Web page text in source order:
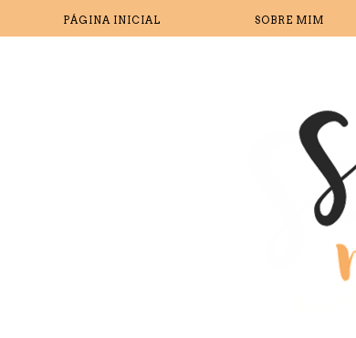
PÁGINA INICIAL SOBRE MIM